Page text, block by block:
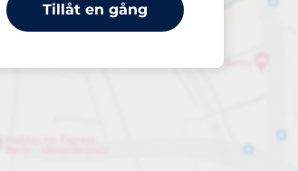
Tillåt en gång